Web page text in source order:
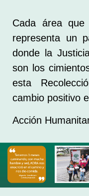
Cada área
representa un
donde la
son los
esta
cambio positivo
Acción